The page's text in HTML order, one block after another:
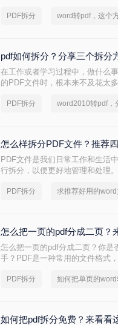
PDF拆分 word转pdf，这个
pdf如何拆分？分享三个拆分
在工作或者学习过程中，做什么
的PDF文件时，根本来不及花太
今天我就推荐三个实用的方法来
PDF拆分
怎么样拆分PDF文件？推荐
PDF文件是我们日常工作和生活
行拆分，以便更好地管理和处理
PDF拆分
怎么把一页的pdf分成二页？
怎么把一页的pdf分成二页？你是
手？PDF是一种常用的文件格式
PDF拆分 如何把单页的
如何把pdf拆分免费？来看看